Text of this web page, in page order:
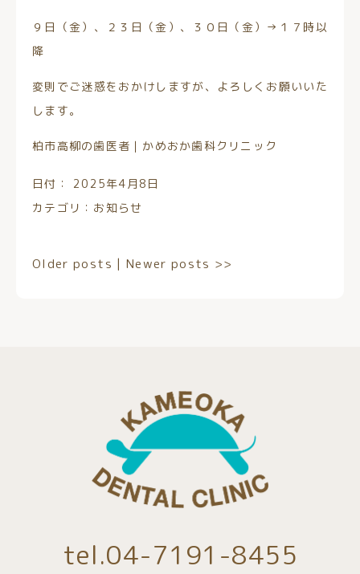
９日（金）、２３日（金）、３０日（金）→１７時以
降
変則でご迷惑をおかけしますが、よろしくお願いいた
します。
柏市高柳の歯医者｜かめおか歯科クリニック
日付： 2025年4月8日
カテゴリ： お知らせ
Older posts | Newer posts >>
tel.04-7191-8455